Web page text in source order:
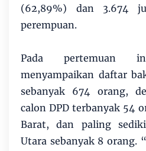
(62,89%) dan 3.674
perempuan.
Pada pertemuan
menyampaikan daftar
sebanyak 674 orang,
calon DPD terbanyak 54
Barat, dan paling
Utara sebanyak 8 orang.